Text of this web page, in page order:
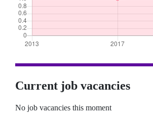
Current job vacancies
No job vacancies this moment